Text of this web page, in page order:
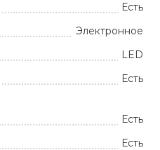
Есть
Электронное
LED
Есть
Есть
Есть